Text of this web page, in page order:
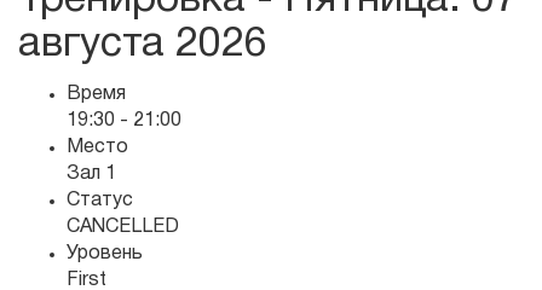
августа 2026
Время
19:30 - 21:00
Место
Зал 1
Статус
CANCELLED
Уровень
First